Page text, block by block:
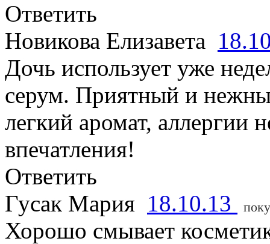
Ответить
Новикова Елизавета
Дочь использует уже
серум. Приятный и
легкий аромат, аллергии
впечатления!
Ответить
Гусак Мария 18.10.13
Хорошо смывает